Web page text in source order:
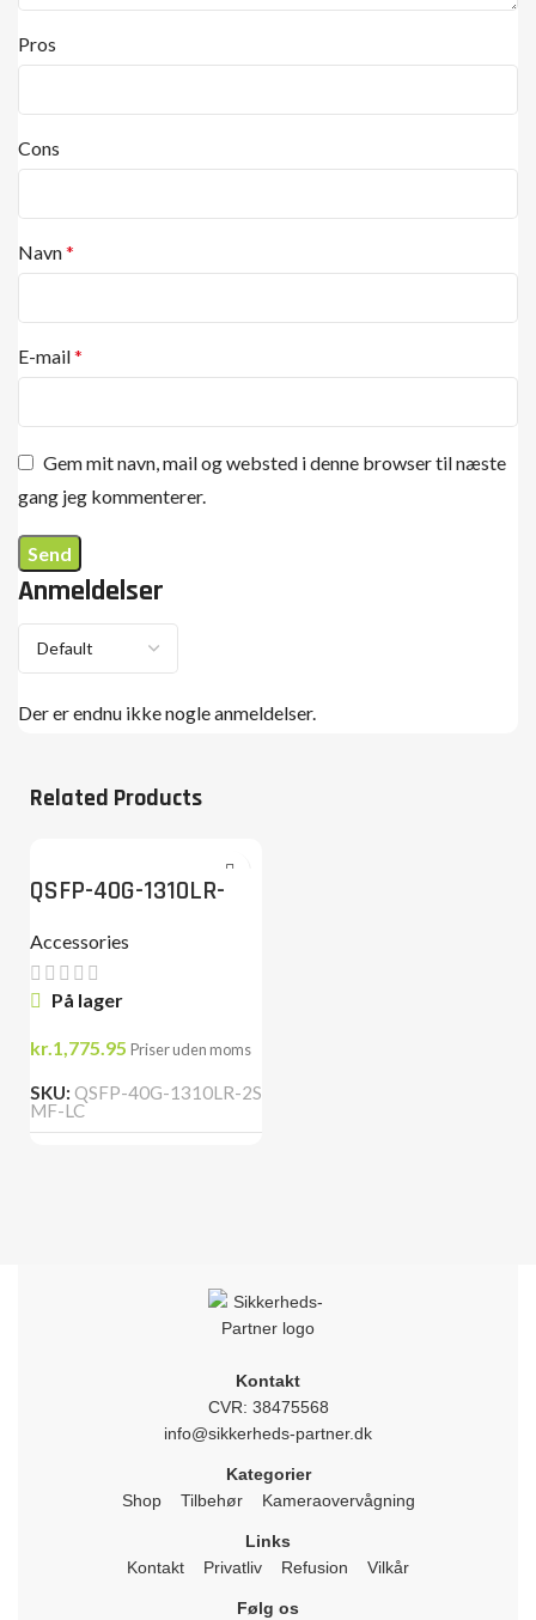
Anmeldelser
Der er endnu ikke nogle anmeldelser.
Pros
Cons
Navn*
E-mail*
Gem mit navn, mail og websted i denne browser til næste
gang jeg kommenterer.
Related Products
QSFP-40G-1310LR-
2SMF-LC
Accessories
På lager
kr.1,775.95 Priser uden moms
SKU: QSFP-40G-1310LR-2S
MF-LC
Kontakt
CVR: 38475568
info@sikkerheds-partner.dk
Kategorier
Shop
Tilbehør Kameraovervågning
Links
Kontakt
Privatliv Refusion Vilkår
Følg os